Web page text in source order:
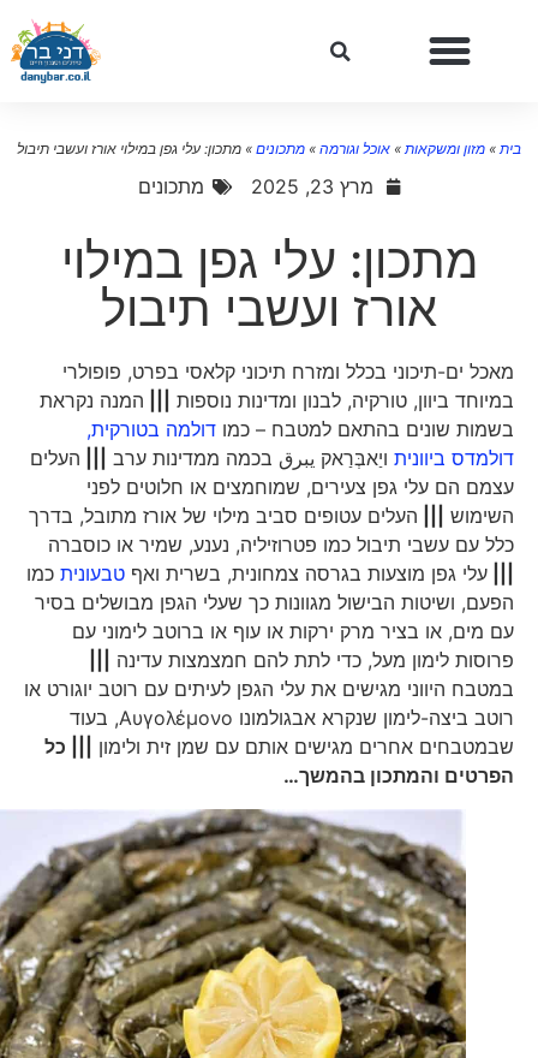
»מזון ומשקאות»אוכל וגורמה»מתכונים»מתכון: עלי גפן במילוי אורז ועשבי תיבול
מרץ 23, 2025 מתכונים
מתכון: עלי גפן במילוי
אורז ועשבי תיבול
מאכל ים-תיכוני בכלל ומזרח תיכוני קלאסי בפרט, פופולרי
במיוחד ביוון, טורקיה, לבנון ומדינות נוספות|||
המנה נקראת
בשמות שונים בהתאם למטבח – כמודולמה בטורקית,
דולמדס ביווניתויַאבְּרַאק يبرق בכמה ממדינות ערב|||
העלים
עצמם הם עלי גפן צעירים, שמוחמצים או חלוטים לפני
השימוש|||
העלים עטופים סביב מילוי של אורז מתובל, בדרך
כלל עם עשבי תיבול כמו פטרוזיליה, נענע, שמיר או כוסברה
עלי גפן מוצעות בגרסה צמחונית, בשרית ואףטבעוניתכמו
הפעם, ושיטות הבישול מגוונות כך שעלי הגפן מבושלים בסיר
עם מים, או בציר מרק ירקות או עוף או ברוטב לימוני עם
פרוסות לימון מעל, כדי לתת להם חמצמצות עדינה|||
במטבח היווני מגישים את עלי הגפן לעיתים עם רוטב יוגורט או
רוטב ביצה-לימון שנקרא אבגולמונו Αυγολέμονο, בעוד
שבמטבחים אחרים מגישים אותם עם שמן זית ולימון||| כל
הפרטים והמתכון בהמשך…